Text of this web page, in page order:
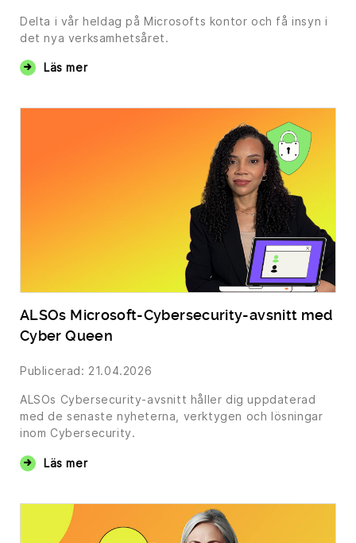
Delta i vår heldag på Microsofts kontor och få insyn i
det nya verksamhetsåret.
Läs mer
ALSOs Microsoft-Cybersecurity-avsnitt med
Cyber Queen
Publicerad: 21.04.2026
ALSOs Cybersecurity-avsnitt håller dig uppdaterad
med de senaste nyheterna, verktygen och lösningar
inom Cybersecurity.
Läs mer